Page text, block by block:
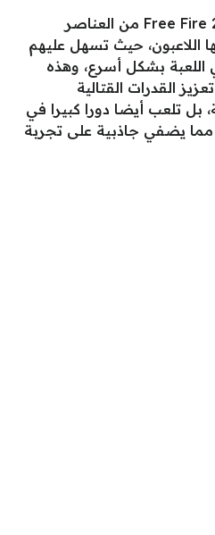
تعتبر أكواد فرى فاير 2025 Free Fire من العناصر
اللاعبون، حيث تسهل عليهم
اللعبة بشكل أسرع، وهذه
القدرات القتالية
بل تلعب أيضا دورا كبيرا في
يضفي جاذبية على تجربة